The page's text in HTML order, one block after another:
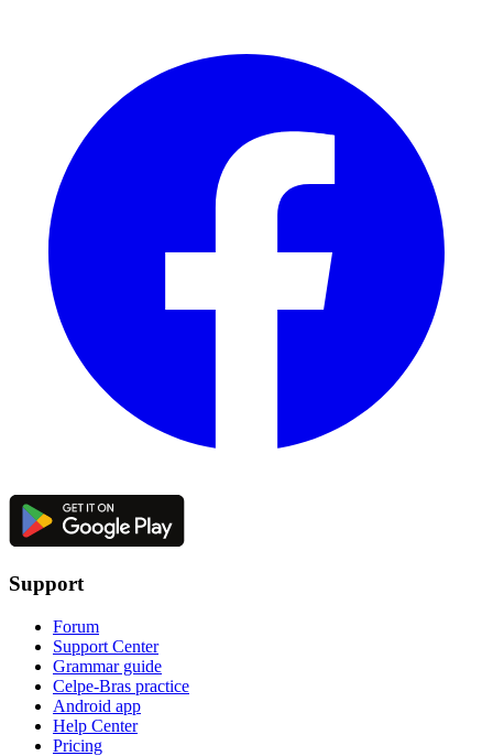
Support
Forum
Support Center
Grammar guide
Celpe-Bras practice
Android app
Help Center
Pricing